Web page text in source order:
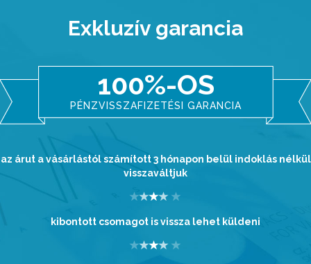
Exkluzív garancia
100%-OS
PÉNZVISSZAFIZETÉSI GARANCIA
az árut a vásárlástól számított 3 hónapon belül indoklás nélkül
visszaváltjuk
kibontott csomagot is vissza lehet küldeni